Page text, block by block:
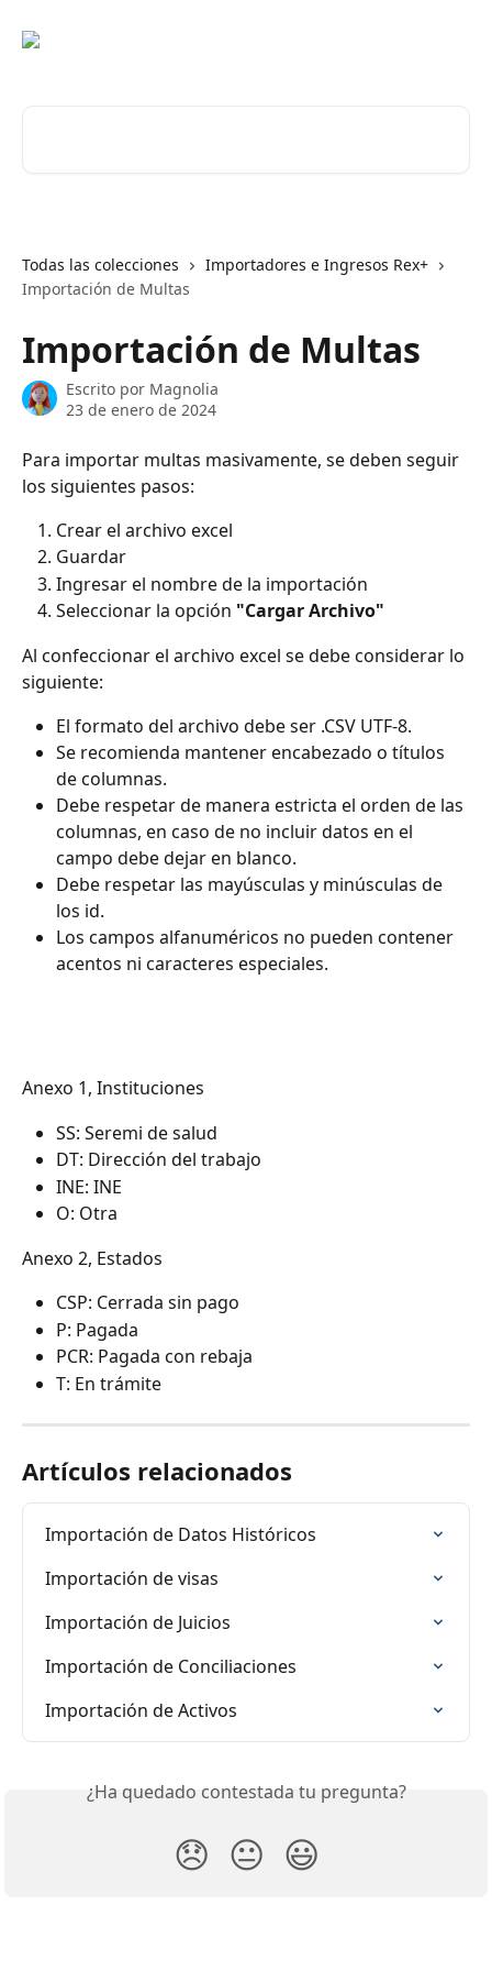
Todas las colecciones
Importadores e Ingresos Rex+
Importación de Multas
Importación de Multas
Escrito por Magnolia
23 de enero de 2024
Para importar multas masivamente, se deben seguir
los siguientes pasos:
Crear el archivo excel
Guardar
Ingresar el nombre de la importación
Seleccionar la opción "Cargar Archivo"
Al confeccionar el archivo excel se debe considerar lo
siguiente:
El formato del archivo debe ser .CSV UTF-8.
Se recomienda mantener encabezado o títulos
de columnas.
Debe respetar de manera estricta el orden de las
columnas, en caso de no incluir datos en el
campo debe dejar en blanco.
Debe respetar las mayúsculas y minúsculas de
los id.
Los campos alfanuméricos no pueden contener
acentos ni caracteres especiales.
Anexo 1, Instituciones
SS: Seremi de salud
DT: Dirección del trabajo
INE: INE
O: Otra
Anexo 2, Estados
CSP: Cerrada sin pago
P: Pagada
PCR: Pagada con rebaja
T: En trámite
Artículos relacionados
Importación de Datos Históricos
Importación de visas
Importación de Juicios
Importación de Conciliaciones
Importación de Activos
¿Ha quedado contestada tu pregunta?
😞 😐 😃